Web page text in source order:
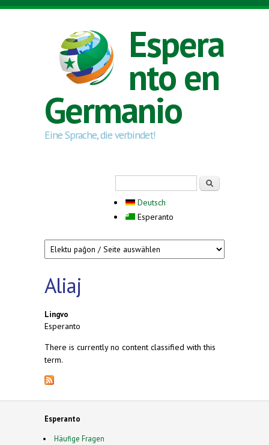
Skip to main content
Espera
nto en
Germanio
Eine Sprache, die verbindet!
Deutsch
Esperanto
Aliaj
Lingvo
Esperanto
There is currently no content classified with this
term.
Esperanto
Häufige Fragen